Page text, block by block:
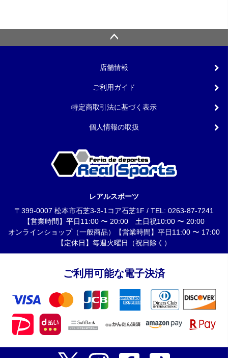
店舗情報
ご利用ガイド
特定商取引法に基づく表示
個人情報の取扱
レアルスポーツ
〒399-0007 松本市石芝3-3-1コア石芝1F / TEL: 0263-87-7241
【営業時間】平日11:00 〜 20:00 土日祝10:00 〜 20:00
オンラインショップ（一般商品）【営業時間】平日11:00 〜 17:00
【定休日】毎週火曜日（祝日除く）
ご利用可能な電子決済